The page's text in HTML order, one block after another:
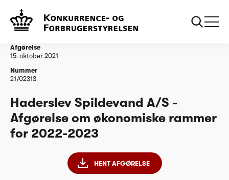
Vandtilsyn
økonomiske rammer for 2022-2023
Afgørelse
15. oktober 2021
Nummer
21/02313
Haderslev Spildevand A/S -
Afgørelse om økonomiske rammer
for 2022-2023
HENT AFGØRELSE